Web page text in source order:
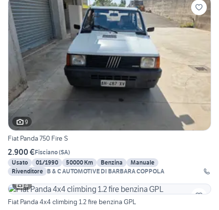
9
Fiat Panda 750 Fire S
2.900 €Fisciano(SA)
Usato
01/1990 50000 Km Benzina
Manuale
Rivenditore B & C AUTOMOTIVE DI BARBARA COPPOLA
4
Fiat Panda 4x4 climbing 1.2 fire benzina GPL